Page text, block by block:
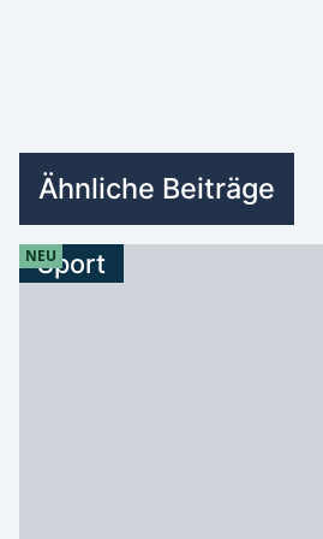
Ähnliche Beiträge
Sport
NEU